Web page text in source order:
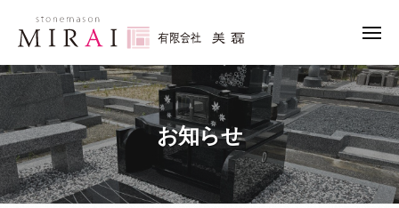
ン
ツ
へ
ス
キ
ッ
有
限
会
社
美
磊
石
の
こ
と
な
ら
「
メ
ュ
ー
お知らせ
会
社
美
磊
（
み
ら
い